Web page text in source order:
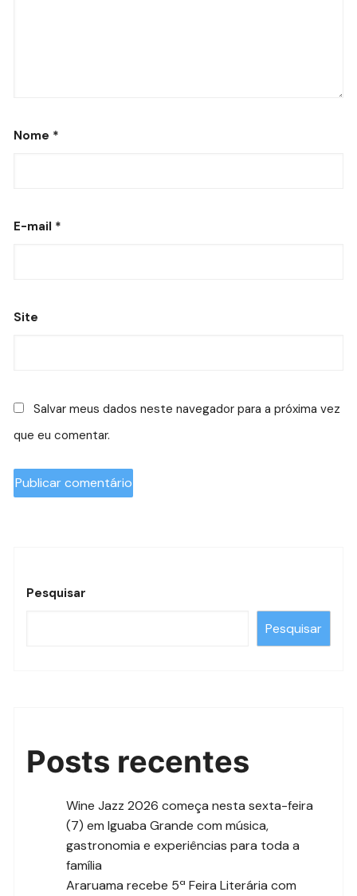
Nome *
E-mail *
Site
Salvar meus dados neste navegador para a próxima vez
que eu comentar.
Pesquisar
Pesquisar
Posts recentes
Wine Jazz 2026 começa nesta sexta-feira
(7) em Iguaba Grande com música,
gastronomia e experiências para toda a
família
Araruama recebe 5ª Feira Literária com